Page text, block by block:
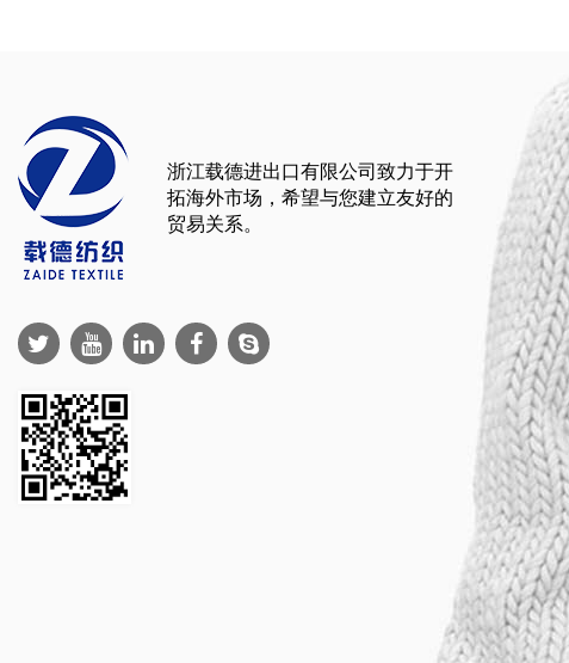
浙江载德进出口有限公司致力于开
拓海外市场，希望与您建立友好的
贸易关系。